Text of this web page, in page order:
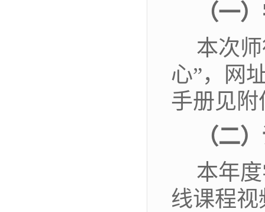
（一
本次
心”，网
手册见附
（二
本年
线课程